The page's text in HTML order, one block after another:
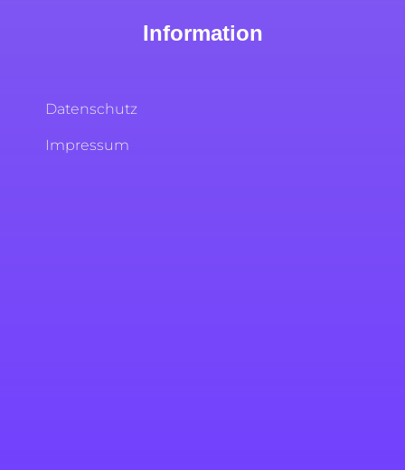
Information
Datenschutz
Impressum